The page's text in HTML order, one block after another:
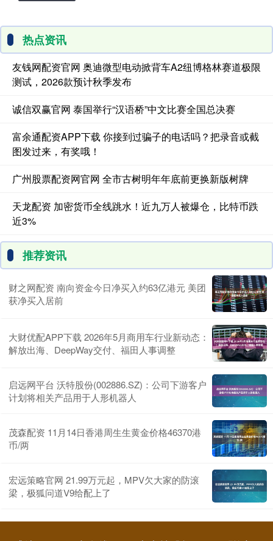
热点资讯
友钱网配资官网 奥迪微型电动掀背车A2纽博格林赛道极限
测试，2026款预计秋季发布
诚信双赢官网 泰国举行“汉语桥”中文比赛全国总决赛
富余通配资APP下载 你接到过骗子的电话吗？把录音或截
图发过来，有奖哦！
广州股票配资网官网 全市古树明年年底前更换新版树牌
天龙配资 加密货币全线跳水！近九万人被爆仓，比特币跌
近3%
推荐资讯
财之网配资 南向资金今日净买入约63亿港元 美团
获净买入居前
大财优配APP下载 2026年5月商用车行业新动态：
解放出海、DeepWay交付、福田人事调整
启远网平台 沃特股份(002886.SZ)：公司下游客户
计划将相关产品用于人形机器人
茂森配资 11月14日香港周生生黄金价格46370港
币/两
宏远策略官网 21.99万元起，MPV欠大家的防滚
梁，极狐问道V9给配上了